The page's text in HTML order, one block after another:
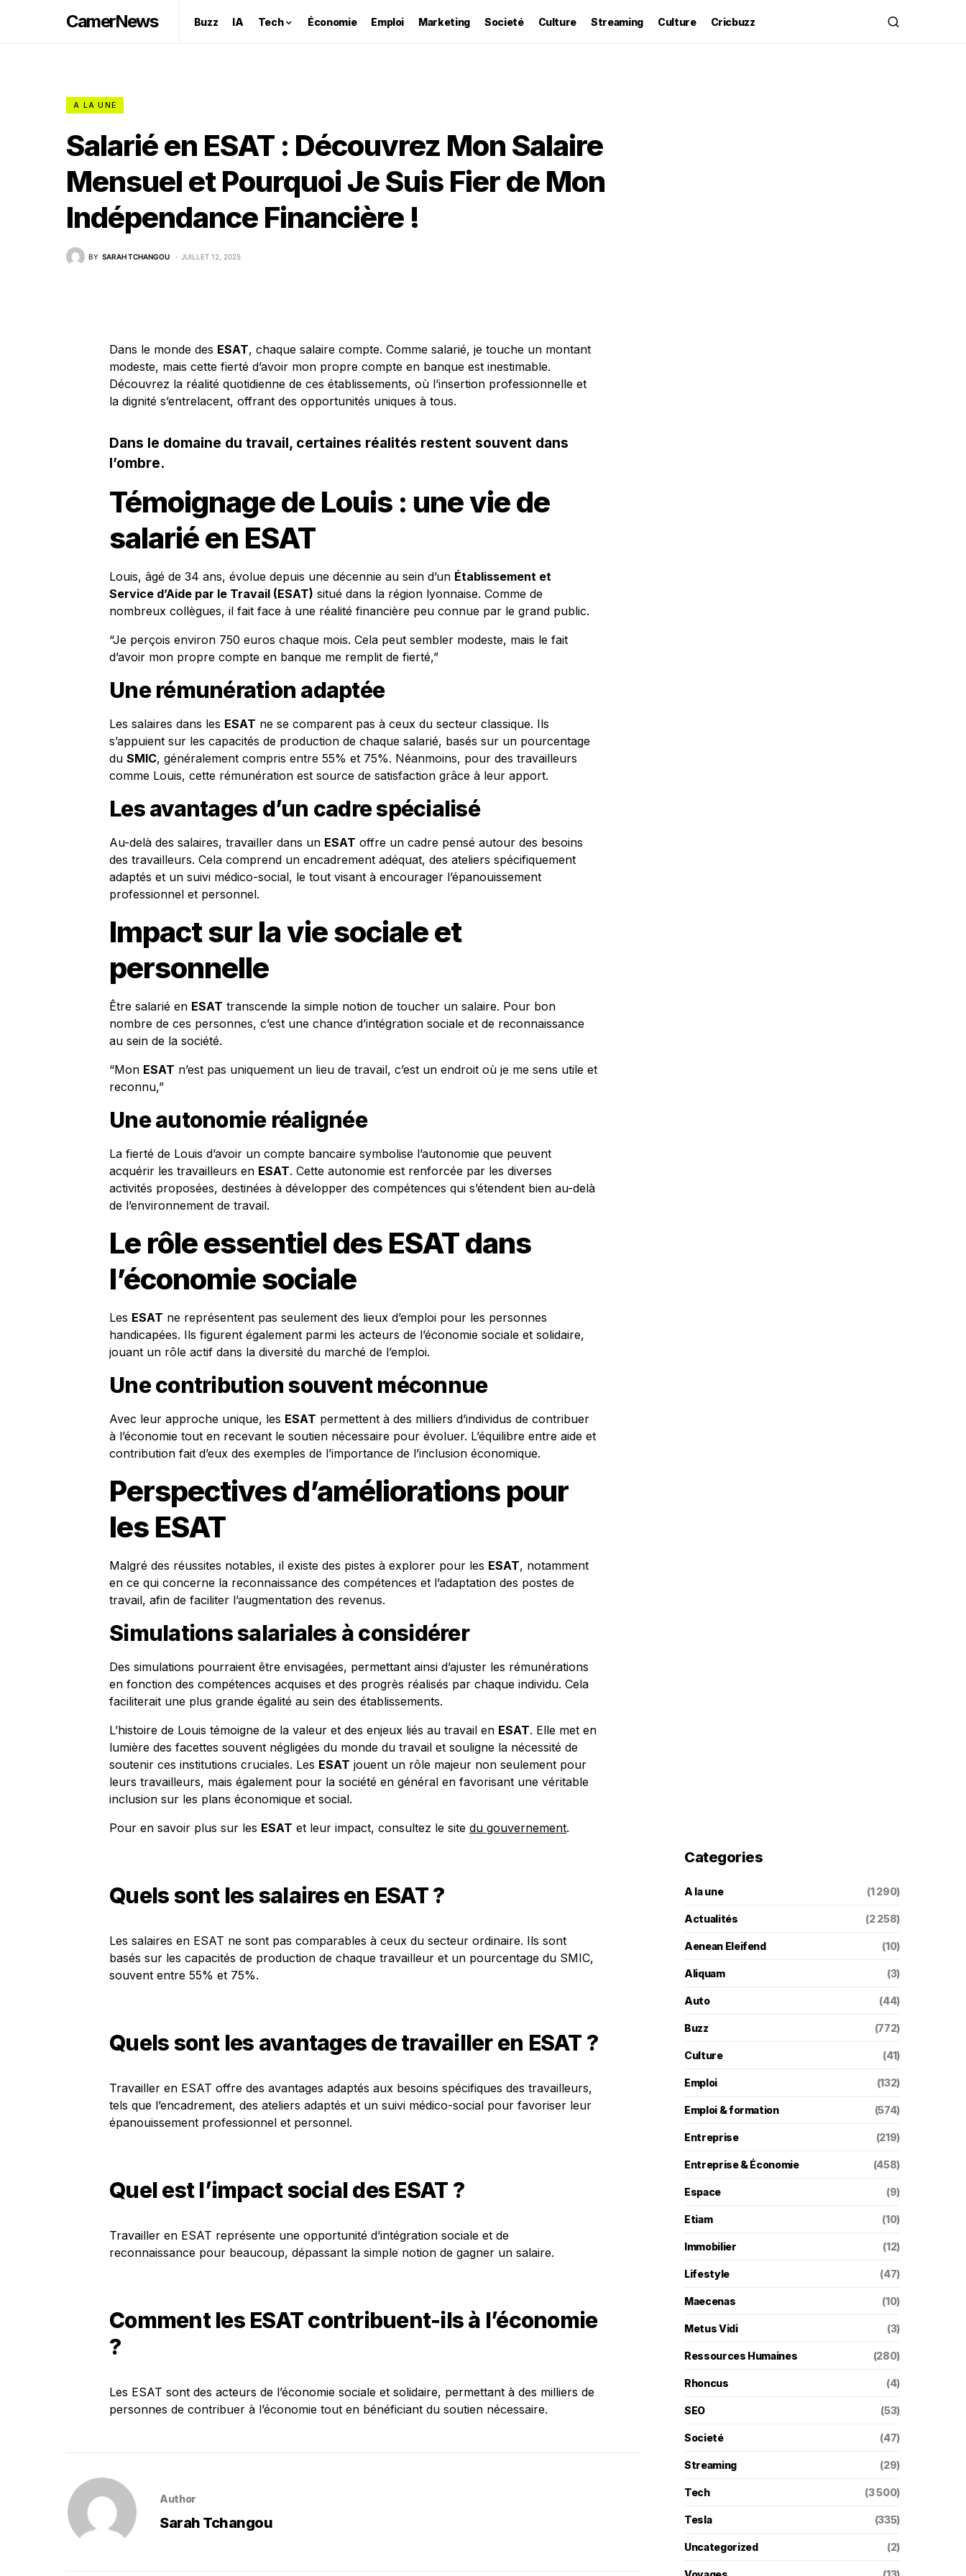
CamerNews Buzz IA Tech Économie Emploi Marketing Societé Culture Streaming Culture Cricbuzz
A LA UNE
Salarié en ESAT : Découvrez Mon Salaire
Mensuel et Pourquoi Je Suis Fier de Mon
Indépendance Financière !
BY SARAH TCHANGOU JUILLET 12, 2025
Dans le monde des ESAT, chaque salaire compte. Comme salarié, je touche un montant
modeste, mais cette fierté d’avoir mon propre compte en banque est inestimable.
Découvrez la réalité quotidienne de ces établissements, où l’insertion professionnelle et
la dignité s’entrelacent, offrant des opportunités uniques à tous.
Dans le domaine du travail, certaines réalités restent souvent dans
l’ombre.
Témoignage de Louis : une vie de
salarié en ESAT
Louis, âgé de 34 ans, évolue depuis une décennie au sein d’un Établissement et
Service d’Aide par le Travail (ESAT) situé dans la région lyonnaise. Comme de
nombreux collègues, il fait face à une réalité financière peu connue par le grand public.
“Je perçois environ 750 euros chaque mois. Cela peut sembler modeste, mais le fait
d’avoir mon propre compte en banque me remplit de fierté,”
Une rémunération adaptée
Les salaires dans les ESAT ne se comparent pas à ceux du secteur classique. Ils
s’appuient sur les capacités de production de chaque salarié, basés sur un pourcentage
du SMIC, généralement compris entre 55% et 75%. Néanmoins, pour des travailleurs
comme Louis, cette rémunération est source de satisfaction grâce à leur apport.
Les avantages d’un cadre spécialisé
Au-delà des salaires, travailler dans un ESAT offre un cadre pensé autour des besoins
des travailleurs. Cela comprend un encadrement adéquat, des ateliers spécifiquement
adaptés et un suivi médico-social, le tout visant à encourager l’épanouissement
professionnel et personnel.
Impact sur la vie sociale et
personnelle
Être salarié en ESAT transcende la simple notion de toucher un salaire. Pour bon
nombre de ces personnes, c’est une chance d’intégration sociale et de reconnaissance
au sein de la société.
“Mon ESAT n’est pas uniquement un lieu de travail, c’est un endroit où je me sens utile et
reconnu,”
Une autonomie réalignée
La fierté de Louis d’avoir un compte bancaire symbolise l’autonomie que peuvent
acquérir les travailleurs en ESAT. Cette autonomie est renforcée par les diverses
activités proposées, destinées à développer des compétences qui s’étendent bien au-delà
de l’environnement de travail.
Le rôle essentiel des ESATdans
l’économie sociale
Les ESAT ne représentent pas seulement des lieux d’emploi pour les personnes
handicapées. Ils figurent également parmi les acteurs de l’économie sociale et solidaire,
jouant un rôle actif dans la diversité du marché de l’emploi.
Une contribution souvent méconnue
Avec leur approche unique, les ESAT permettent à des milliers d’individus de contribuer
à l’économie tout en recevant le soutien nécessaire pour évoluer. L’équilibre entre aide et
contribution fait d’eux des exemples de l’importance de l’inclusion économique.
Perspectives d’améliorations pour
les ESAT
Malgré des réussites notables, il existe des pistes à explorer pour les ESAT, notamment
en ce qui concerne la reconnaissance des compétences et l’adaptation des postes de
travail, afin de faciliter l’augmentation des revenus.
Simulations salariales à considérer
Des simulations pourraient être envisagées, permettant ainsi d’ajuster les rémunérations
en fonction des compétences acquises et des progrès réalisés par chaque individu. Cela
faciliterait une plus grande égalité au sein des établissements.
L’histoire de Louis témoigne de la valeur et des enjeux liés au travail en ESAT. Elle met en
lumière des facettes souvent négligées du monde du travail et souligne la nécessité de
soutenir ces institutions cruciales. Les ESAT jouent un rôle majeur non seulement pour
leurs travailleurs, mais également pour la société en général en favorisant une véritable
inclusion sur les plans économique et social.
Pour en savoir plus sur les ESAT et leur impact, consultez le site du gouvernement.
Quels sont les salaires en ESAT ?
Les salaires en ESAT ne sont pas comparables à ceux du secteur ordinaire. Ils sont
basés sur les capacités de production de chaque travailleur et un pourcentage du SMIC,
souvent entre 55% et 75%.
Quels sont les avantages de travailler en ESAT ?
Travailler en ESAT offre des avantages adaptés aux besoins spécifiques des travailleurs,
tels que l’encadrement, des ateliers adaptés et un suivi médico-social pour favoriser leur
épanouissement professionnel et personnel.
Quel est l’impact social des ESAT ?
Travailler en ESAT représente une opportunité d’intégration sociale et de
reconnaissance pour beaucoup, dépassant la simple notion de gagner un salaire.
Comment les ESAT contribuent-ils à l’économie
?
Les ESAT sont des acteurs de l’économie sociale et solidaire, permettant à des milliers de
personnes de contribuer à l’économie tout en bénéficiant du soutien nécessaire.
Author
Sarah Tchangou
Categories
A la une (1 290)
Actualités (2 258)
Aenean Eleifend (10)
Aliquam (3)
Auto (44)
Buzz (772)
Culture (41)
Emploi (132)
Emploi & formation (574)
Entreprise (219)
Entreprise & Économie (458)
Espace (9)
Etiam (10)
Immobilier (12)
Lifestyle (47)
Maecenas (10)
Metus Vidi (3)
Ressources Humaines (280)
Rhoncus (4)
SEO (53)
Societé (47)
Streaming (29)
Tech (3 500)
Tesla (335)
Uncategorized (2)